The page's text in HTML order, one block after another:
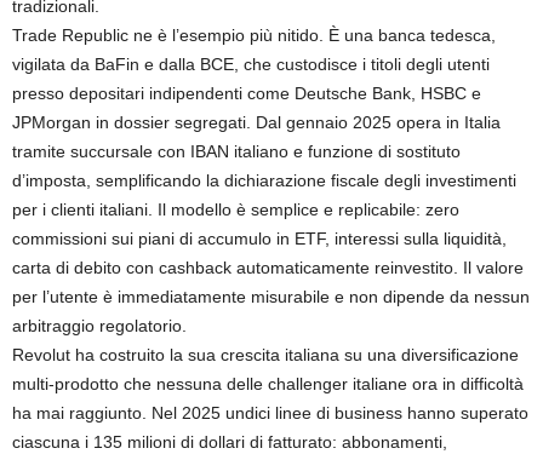
tradizionali.
Trade Republic ne è l’esempio più nitido. È una banca tedesca,
vigilata da BaFin e dalla BCE, che custodisce i titoli degli utenti
presso depositari indipendenti come Deutsche Bank, HSBC e
JPMorgan in dossier segregati. Dal gennaio 2025 opera in Italia
tramite succursale con IBAN italiano e funzione di sostituto
d’imposta, semplificando la dichiarazione fiscale degli investimenti
per i clienti italiani. Il modello è semplice e replicabile: zero
commissioni sui piani di accumulo in ETF, interessi sulla liquidità,
carta di debito con cashback automaticamente reinvestito. Il valore
per l’utente è immediatamente misurabile e non dipende da nessun
arbitraggio regolatorio.
Revolut ha costruito la sua crescita italiana su una diversificazione
multi-prodotto che nessuna delle challenger italiane ora in difficoltà
ha mai raggiunto. Nel 2025 undici linee di business hanno superato
ciascuna i 135 milioni di dollari di fatturato: abbonamenti,